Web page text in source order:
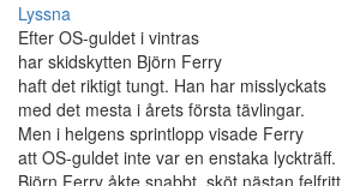
Lyssna
Efter OS-guldet i vintras
har skidskytten Björn Ferry
haft det riktigt tungt. Han har misslyckats
med det mesta i årets första tävlingar.
Men i helgens sprintlopp visade Ferry
att OS-guldet inte var en enstaka lyckträff.